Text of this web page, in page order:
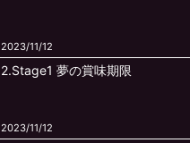
2023/11/12
2.Stage1 夢の賞味期限
2023/11/12